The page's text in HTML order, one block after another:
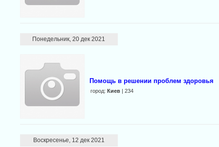
Понедельник, 20 дек 2021
Помощь в решении проблем здоровья
город: Киев| 234
Воскресенье, 12 дек 2021